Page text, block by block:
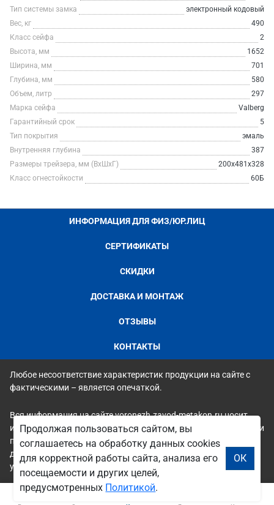
Тип системы замка
электронный кодовый
Вес, кг
490
Класс сейфа
2
Высота, мм
1652
Ширина, мм
701
Глубина, мм
580
Объем, литр
297
Марка сейфа
Valberg
Гарантийный срок
5
Тип покрытия
эмаль
Внутренняя глубина
387
Размеры трейзера, мм (ВхШхГ)
200х481х328
Класс огнестойкости
60Б
ИНФОРМАЦИЯ ДЛЯ ФИЗ/ЮР.ЛИЦ
СЕРТИФИКАТЫ
СКИДКИ
ДОСТАВКА И МОНТАЖ
ОТЗЫВЫ
КОНТАКТЫ
Любое несоответствие характеристик продукции на сайте с
фактическими – является опечаткой.
Вся информация на сайте voronezh.zavod-metakon.ru носит
исключительно ознакомительный и справочный характер и ни
при каких условиях не является публичной офертой. Всю
дополнительную информацию можно узнать по телефонам
указанным на сайте.
Продолжая пользоваться сайтом, вы
соглашаетесь на обработку данных cookies
для корректной работы сайта, анализа его
посещаемости и других целей,
предусмотренных Политикой.
ОК